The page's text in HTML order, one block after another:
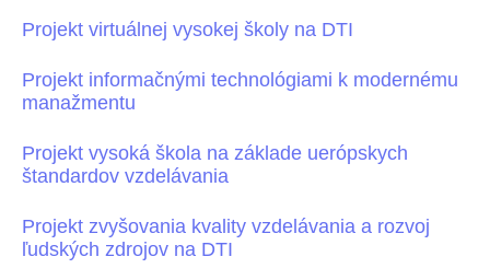
Projekt virtuálnej vysokej školy na DTI
Projekt informačnými technológiami k modernému
manažmentu
Projekt vysoká škola na základe uerópskych
štandardov vzdelávania
Projekt zvyšovania kvality vzdelávania a rozvoj
ľudských zdrojov na DTI